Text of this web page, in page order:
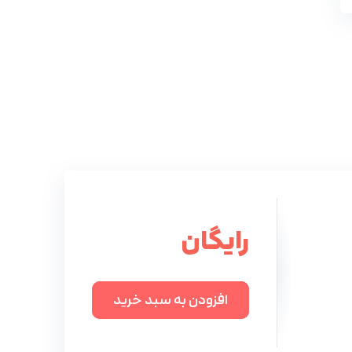
رایگان
افزودن به سبد خرید